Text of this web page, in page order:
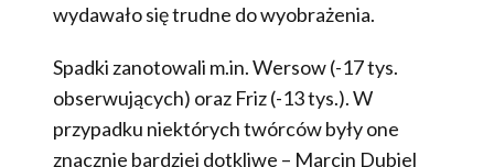
wydawało się trudne do wyobrażenia.
Spadki zanotowali m.in. Wersow (-17 tys.
obserwujących) oraz Friz (-13 tys.). W
przypadku niektórych twórców były one
znacznie bardziej dotkliwe – Marcin Dubiel